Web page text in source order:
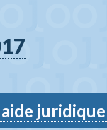
juridique